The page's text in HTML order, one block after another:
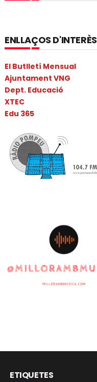
ENLLAÇOS D'INTERÈS
El Butlletí Mensual
Ajuntament VNG
Dept. Educació
XTEC
Edu 365
ETIQUETES